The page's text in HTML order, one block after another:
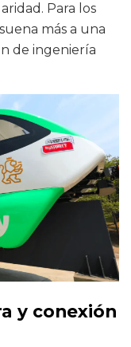
Para los
más a una
de ingeniería
y conexión